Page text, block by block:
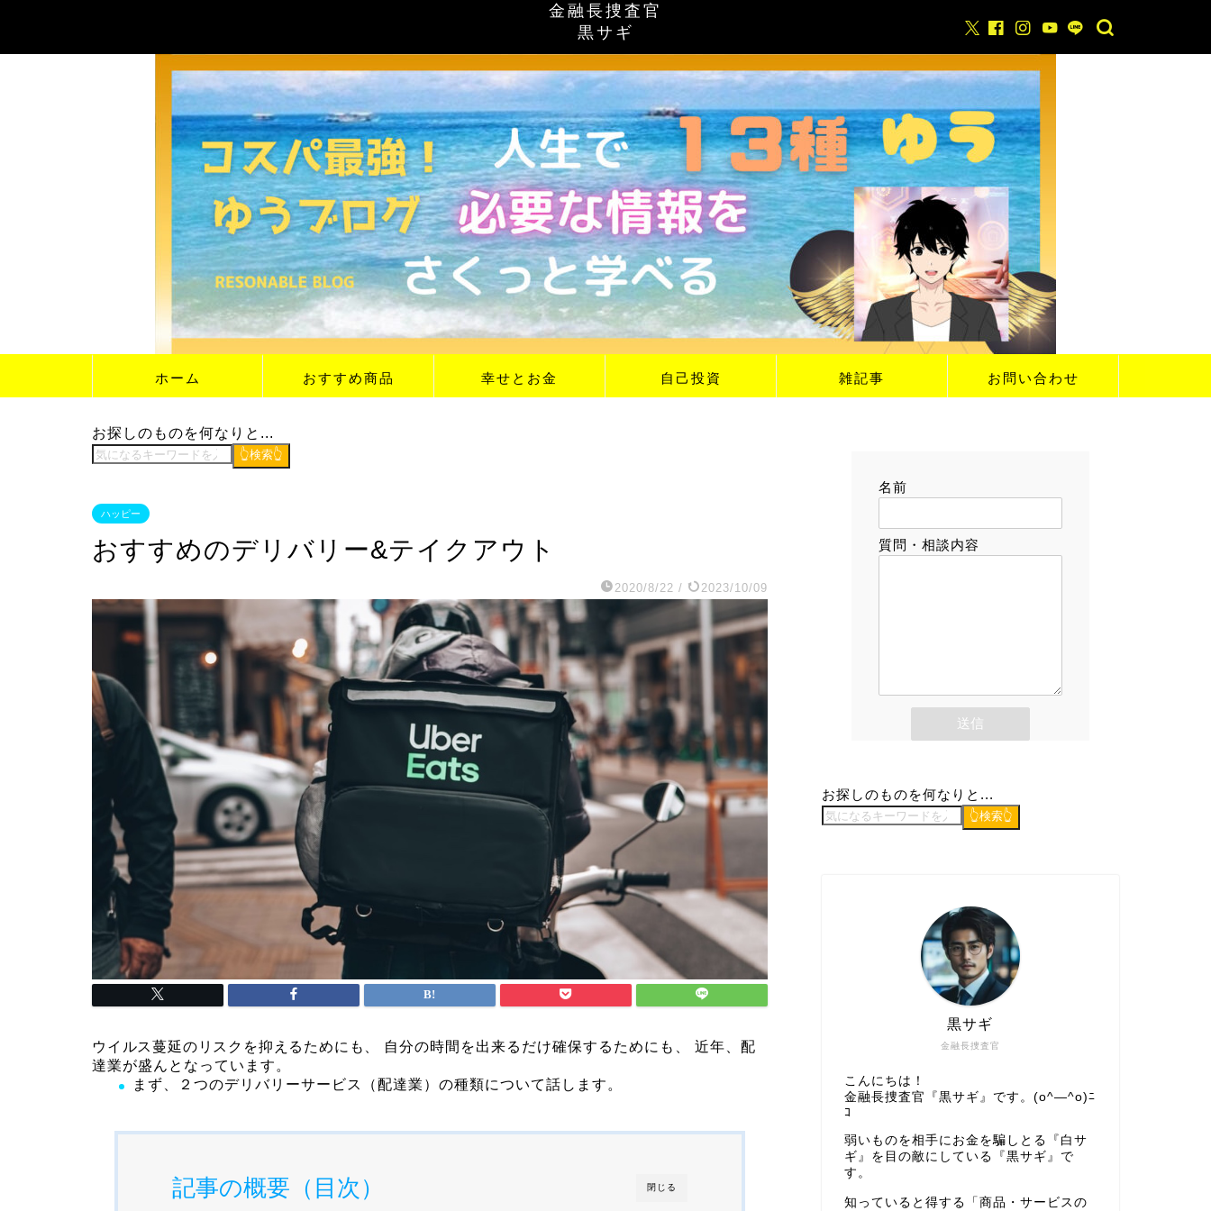
金融長捜査官
黒サギ
ホーム おすすめ商品 幸せとお金 自己投資 雑記事 お問い合わせ
お探しのものを何なりと...
👆検索👆
ハッピー
おすすめのデリバリー&テイクアウト
2020/8/22 / 2023/10/09
ウイルス蔓延のリスクを抑えるためにも、 自分の時間を出来るだけ確保するためにも、
近年、配
達業が盛んとなっています。
まず、２つのデリバリーサービス（配達業）の種類について話します。
閉じる
記事の概要（目次）
名前
質問・相談内容
お探しのものを何なりと...
👆検索👆
金融長捜査官
黒サギ
こんにちは！
金融長捜査官『黒サギ』です。(o^―^o)ﾆ
ｺ
弱いものを相手にお金を騙しとる『白サ
ギ』を目の敵にしている『黒サギ』で
す。
知っていると得する「商品・サービスの